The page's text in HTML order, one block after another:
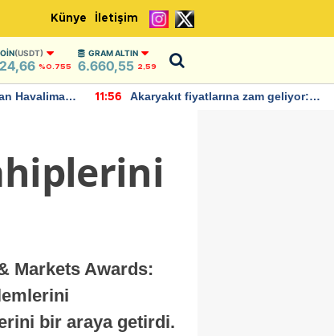
Künye İletişim
(USDT)
%0.755
GRAM ALTIN
6.660,55 2,59
fiyatlarına zam geliyor:
22:37
IMF, Birleşik Krallık
Markets Awards:
bir araya getirdi.